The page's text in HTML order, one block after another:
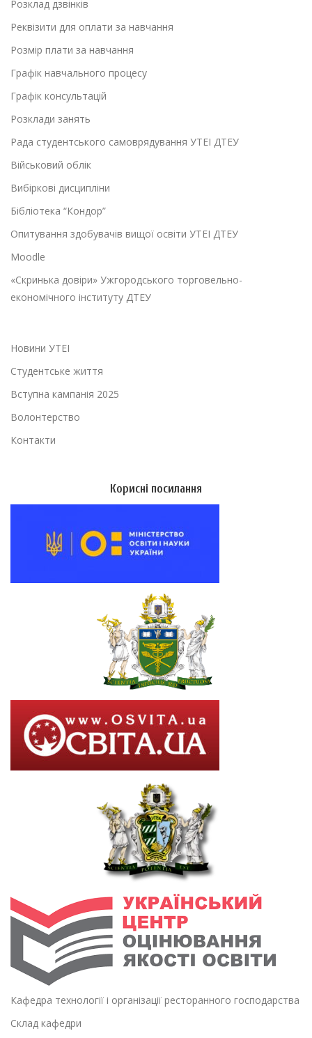
Розклад дзвінків
Реквізити для оплати за навчання
Розмір плати за навчання
Графік навчального процесу
Графік консультацій
Розклади занять
Рада студентського самоврядування УТЕІ ДТЕУ
Військовий облік
Вибіркові дисципліни
Бібліотека “Кондор”
Опитування здобувачів вищої освіти УТЕІ ДТЕУ
Moodle
«Скринька довіри» Ужгородського торговельно-
економічного інституту ДТЕУ
Новини УТЕІ
Студентське життя
Вступна кампанія 2025
Волонтерство
Контакти
Корисні посилання
Кафедра технології і організації ресторанного господарства
Склад кафедри